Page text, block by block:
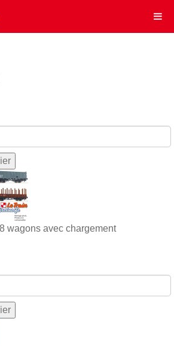
wagons avec chargement